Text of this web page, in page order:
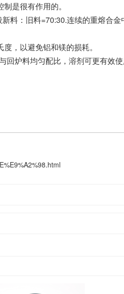
是很有作用的。
料：旧料=70:30.连续的重熔合
，以避免铝和镁的损耗。
炉料均匀配比，溶剂可更有效